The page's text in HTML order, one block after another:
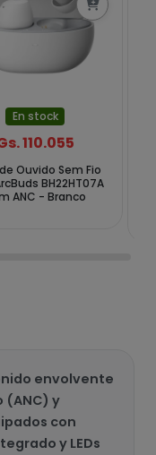
En stock
110.055
Ouvido Sem Fio
BH22HT07A
ANC - Branco
envolvente
(ANC) y
con
y LEDs